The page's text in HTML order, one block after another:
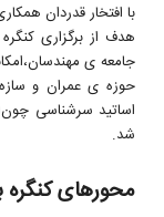
با افتخار قدردان
هدف از برگزاری
جامعه ی
حوزه ی عمران و
اساتید سرشناسی
شد.
محورهای کنگره